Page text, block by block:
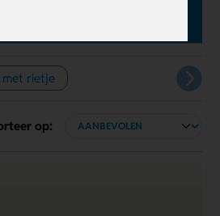
rietje
op: